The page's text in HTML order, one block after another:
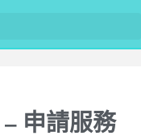
申請服務